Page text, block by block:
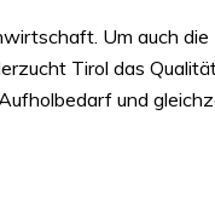
Um auch
Tirol das
und